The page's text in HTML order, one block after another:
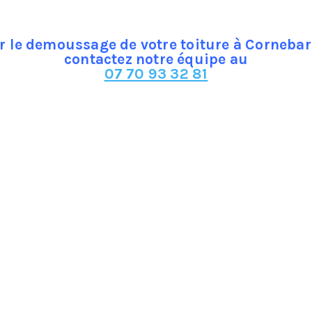
le demoussage de votre toiture à
contactez notre équipe au
07 70 93 32 81